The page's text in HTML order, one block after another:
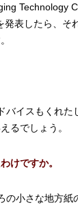
Technology
表したら、そ
バイスもくれた
るでしょう。
けですか。
の小さな地方紙